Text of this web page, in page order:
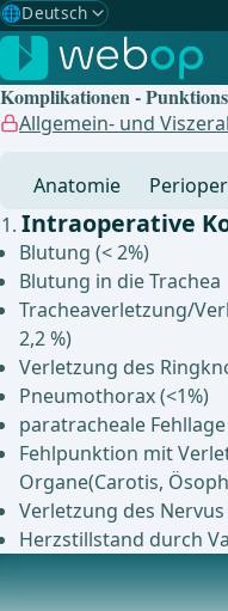
🌐Deutsch
Gewählte Sprache: Deutsch
🇩🇪 Deutsch ✓
🇬🇧English
🇧🇷 Brasilianisch
Komplikationen -
Allgemein- und
Anatomie
Intraoperative
Blutung (< 2%)
Blutung in die Trachea
Tracheaverletzung/
2,2 %)
Verletzung des
Pneumothorax (<1%)
paratracheale
Fehlpunktion mit
Organe(Carotis,
Verletzung des
Herzstillstand durch
Postoperative